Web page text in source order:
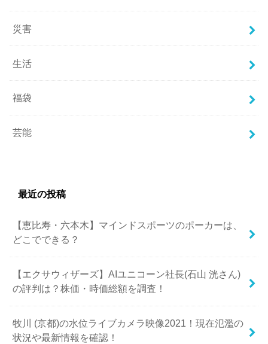
災害
生活
福袋
芸能
最近の投稿
【恵比寿・六本木】マインドスポーツのポーカーは、
どこでできる？
【エクサウィザーズ】AIユニコーン社長(石山 洸さん)
の評判は？株価・時価総額を調査！
牧川 (京都)の水位ライブカメラ映像2021！現在氾濫の
状況や最新情報を確認！